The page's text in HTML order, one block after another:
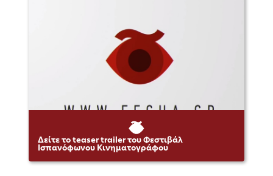
Δείτε το teaser trailer του Φεστιβάλ
Ισπανόφωνου Κινηματογράφου